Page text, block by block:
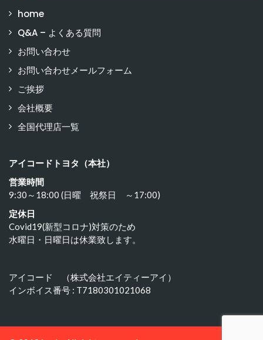
home
Q&A – よくある質問
お問い合わせ
お問い合わせメールフォーム
ご挨拶
会社概要
全国代理店一覧
アイコードトヨタ（本社）
営業時間
9:30～18:00 (日曜 祝祭日 ～17:00)
定休日
Covid19(新型コロナ)対策のため
水曜日・日曜日は休業致します。
アイコード （株式会社エイティーアイ）
インボイス番号 : T7180301021068